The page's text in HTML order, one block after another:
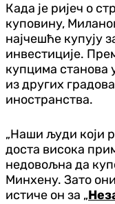
Када је ријеч о
куповину,
најчешће купују
инвестиције.
купцима станова
из других
иностранства.
„Наши људи који
доста висока
недовољна да
Минхену. Зато они
истиче он за „